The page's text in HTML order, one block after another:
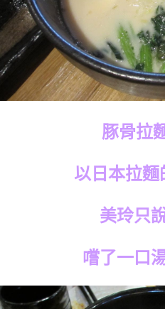
豚骨拉
以日本拉麵
美玲只
嚐了一口